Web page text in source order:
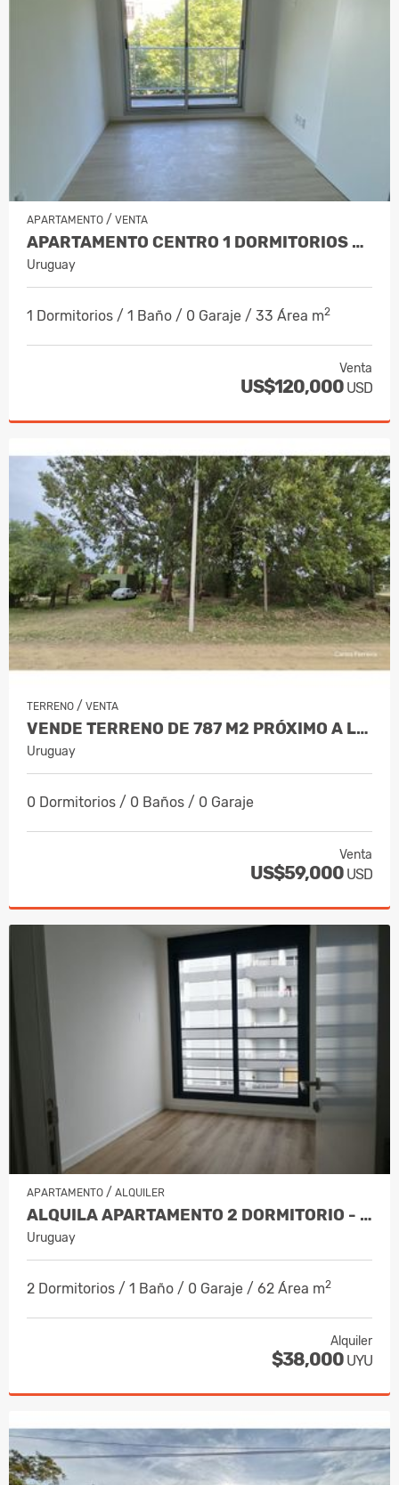
APARTAMENTO / VENTA
APARTAMENTO CENTRO 1 DORMITORIOS CON TERRAZA A ESTRENAR
Uruguay
1 Dormitorios / 1 Baño / 0 Garaje / 33 Área m2
Venta
US$120,000 USD
TERRENO / VENTA
VENDE TERRENO DE 787 M2 PRÓXIMO A LA PLAYA - BELLO HORIZONTE
Uruguay
0 Dormitorios / 0 Baños / 0 Garaje
Venta
US$59,000 USD
APARTAMENTO / ALQUILER
ALQUILA APARTAMENTO 2 DORMITORIO - BALCON Y VESTIDOR. - TRES CRUCES
Uruguay
2 Dormitorios / 1 Baño / 0 Garaje / 62 Área m2
Alquiler
$38,000 UYU